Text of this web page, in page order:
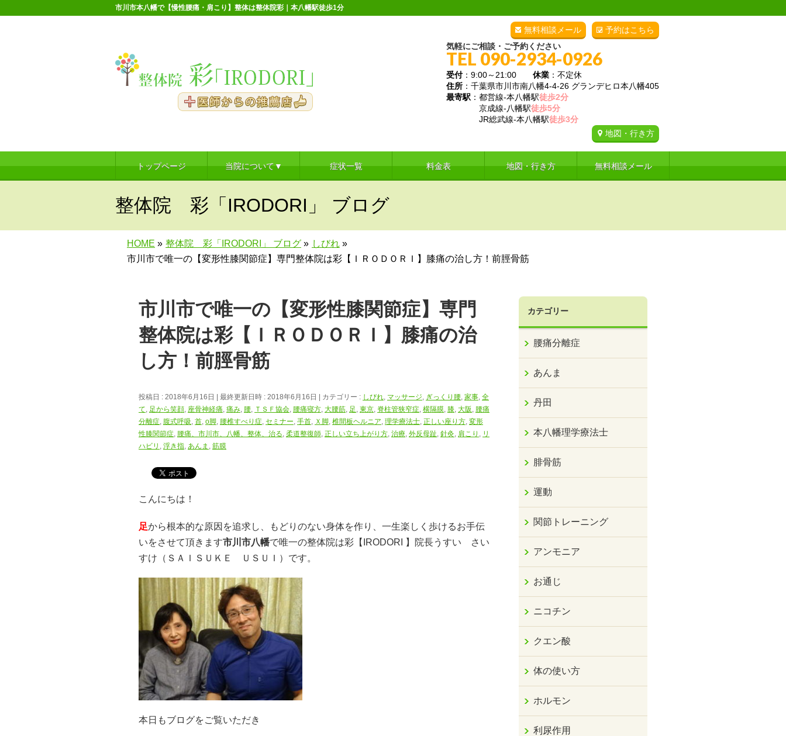
市川市本八幡で【慢性腰痛・肩こり】整体は整体院彩｜本八幡駅徒歩1分
予約はこちら
無料相談メール
気軽にご相談・ご予約ください
TEL 090-2934-0926
受付：9:00～21:00 休業 ：不定休
住所 ：千葉県市川市南八幡4-4-26 グランデヒロ本八幡405
最寄駅 ：都営線-本八幡駅徒歩2分
京成線-八幡駅徒歩5分
JR総武線-本八幡駅徒歩3分
地図・行き方
トップページ 当院について▼ 症状一覧 料金表 地図・行き方 無料相談メール
整体院 彩「IRODORI」 ブログ
HOME » 整体院 彩「IRODORI」 ブログ » しびれ »
市川市で唯一の【変形性膝関節症】専門整体院は彩【ＩＲＯＤＯＲＩ】膝痛の治し方！前脛骨筋
市川市で唯一の【変形性膝関節症】専門
整体院は彩【ＩＲＯＤＯＲＩ】膝痛の治
し方！前脛骨筋
投稿日 : 2018年6月16日 最終更新日時 : 2018年6月16日 カテゴリー : しびれ, マッサージ, ぎっくり腰, 家事, 全
て, 足から笑顔, 座骨神経痛, 痛み, 腰, ＴＳＦ協会, 腰痛寝方, 大腰筋, 足 , 東京, 脊柱管狭窄症, 横隔膜, 膝, 大阪 , 腰痛
分離症, 腹式呼吸, 首, o脚, 腰椎すべり症, セミナー, 手首, Ｘ脚, 椎間板ヘルニア, 理学療法士, 正しい座り方, 変形
性膝関節症, 腰痛、市川市、八幡、整体、治る, 柔道整復師, 正しい立ち上がり方, 治療, 外反母趾, 針灸, 肩こり , リ
ハビリ , 浮き指, あんま , 筋膜
こんにちは！
足から根本的な原因を追求し、もどりのない身体を作り、一生楽しく歩けるお手伝
いをさせて頂きます市川市八幡で唯一の整体院は彩【IRODORI 】院長うすい さい
すけ（ＳＡＩＳＵＫＥ ＵＳＵＩ）です。
本日もブログをご覧いただき
カテゴリー
腰痛分離症
あんま
丹田
本八幡理学療法士
腓骨筋
運動
関節トレーニング
アンモニア
お通じ
ニコチン
クエン酸
体の使い方
ホルモン
利尿作用